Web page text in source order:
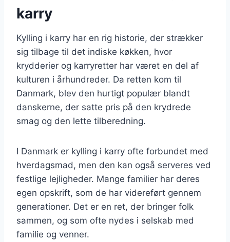
karry
Kylling i karry har en rig historie, der strækker
sig tilbage til det indiske køkken, hvor
krydderier og karryretter har været en del af
kulturen i århundreder. Da retten kom til
Danmark, blev den hurtigt populær blandt
danskerne, der satte pris på den krydrede
smag og den lette tilberedning.
I Danmark er kylling i karry ofte forbundet med
hverdagsmad, men den kan også serveres ved
festlige lejligheder. Mange familier har deres
egen opskrift, som de har videreført gennem
generationer. Det er en ret, der bringer folk
sammen, og som ofte nydes i selskab med
familie og venner.